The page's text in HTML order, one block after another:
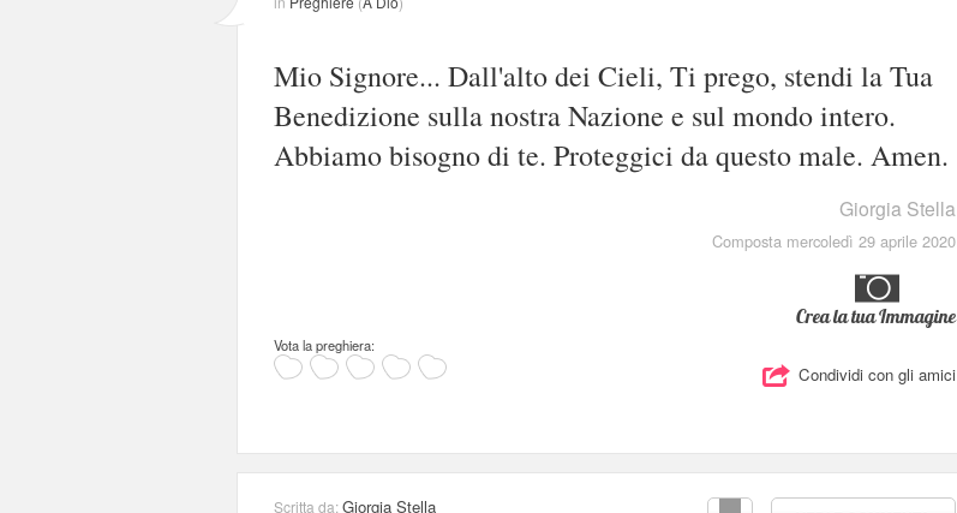
Mio Signore... Dall'alto dei Cieli, Ti prego, stendi la Tua
Benedizione sulla nostra Nazione e sul mondo intero.
Abbiamo bisogno di te. Proteggici da questo male. Amen.
Giorgia Stella
Composta mercoledì 29 aprile 2020
Crea la tua Immagine
Vota la preghiera:
Condividi con gli amici
Scritta da:Giorgia Stella